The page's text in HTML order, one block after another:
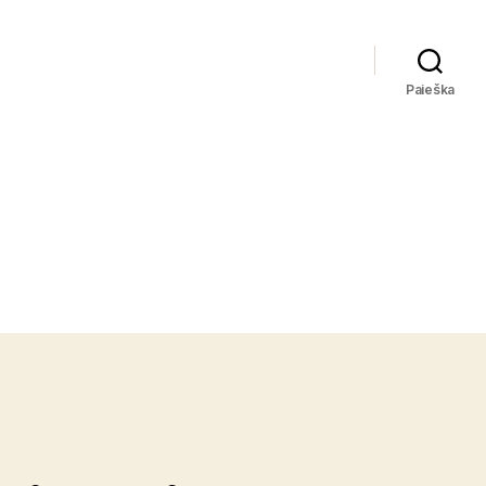
Paieška